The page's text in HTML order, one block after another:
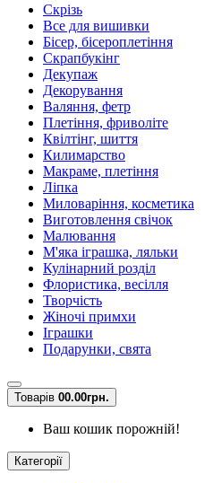
Скрізь
Все для вишивки
Бісер, бісероплетіння
Скрапбукінг
Декупаж
Декорування
Валяння, фетр
Плетіння, фриволіте
Квілтінг, шиття
Килимарство
Макраме, плетіння
Ліпка
Миловаріння, косметика
Виготовлення свічок
Малювання
М'яка іграшка, ляльки
Кулінарний розділ
Флористика, весілля
Творчість
Жіночі примхи
Іграшки
Подарунки, свята
Товарів 00.00грн.
Ваш кошик порожній!
Категорії